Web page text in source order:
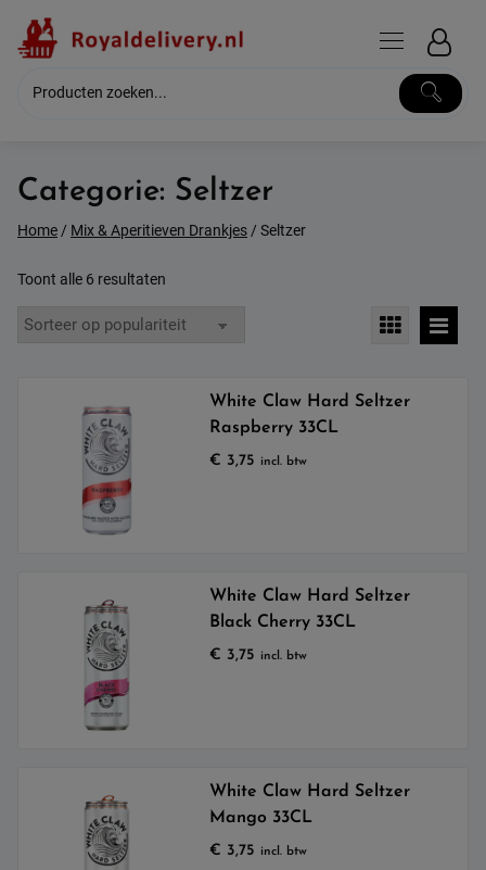
content
Categorie: Seltzer
Home/ Mix & Aperitieven Drankjes/ Seltzer
Toont alle 6 resultaten
populariteit
White Claw Hard Seltzer
Raspberry 33CL
€ 3,75 incl. btw
White Claw Hard Seltzer
Black Cherry 33CL
€ 3,75 incl. btw
White Claw Hard Seltzer
Mango 33CL
€ 3,75 incl. btw